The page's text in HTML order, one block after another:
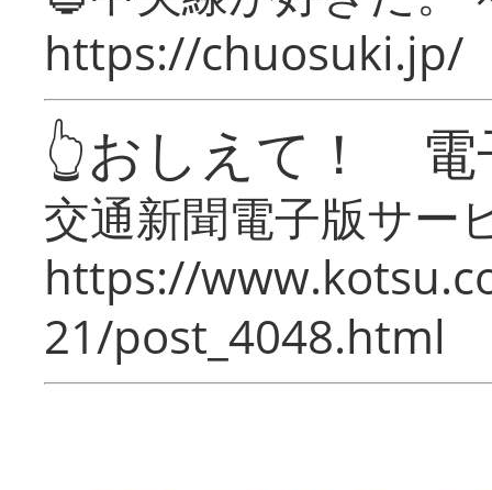
https://chuosuki.jp/
👆おしえて！ 電
交通新聞電子版サー
https://
21/post_4048.html